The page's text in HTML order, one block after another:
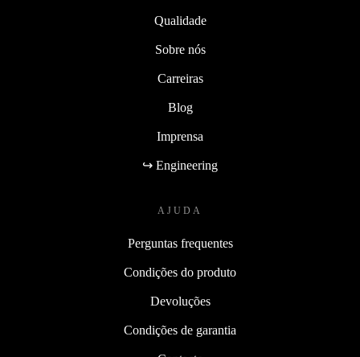
Qualidade
Sobre nós
Carreiras
Blog
Imprensa
↪ Engineering
AJUDA
Perguntas frequentes
Condições do produto
Devoluções
Condições de garantia